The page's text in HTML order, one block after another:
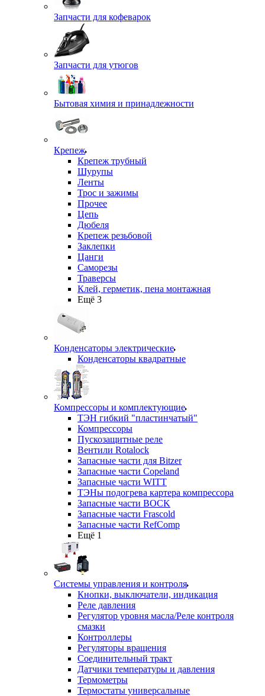
Запчасти для кофеварок
Запчасти для утюгов
Бытовая химия и принадлежности
Крепеж
Крепеж трубный
Шурупы
Ленты
Трос и зажимы
Прочее
Цепь
Дюбеля
Крепеж резьбовой
Заклепки
Цанги
Саморезы
Траверсы
Клей, герметик, пена монтажная
Ещё 3
Конденсаторы электрические
Конденсаторы квадратные
Компрессоры и комплектующие
ТЭН гибкий "пластинчатый"
Компрессоры
Пускозащитные реле
Вентили Rotalock
Запасные части для Bitzer
Запасные части Copeland
Запасные части WITT
ТЭНы подогрева картера компрессора
Запасные части BOCK
Запасные части Frascold
Запасные части RefComp
Ещё 1
Системы управления и контроля
Кнопки, выключатели, индикация
Реле давления
Регулятор уровня масла/Реле контроля
смазки
Контроллеры
Регуляторы вращения
Соединительный тракт
Датчики температуры и давления
Термометры
Термостаты универсальные